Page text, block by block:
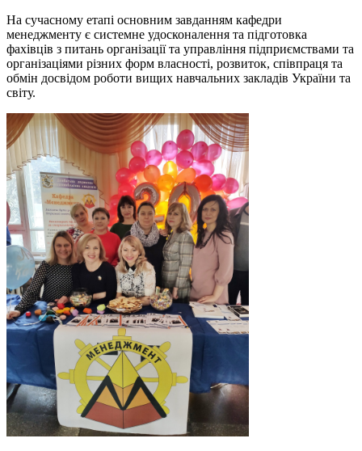
На сучасному етапі основним завданням кафедри
менеджменту є системне удосконалення та підготовка
фахівців з питань організації та управління підприємствами та
організаціями різних форм власності, розвиток, співпраця та
обмін досвідом роботи вищих навчальних закладів України та
світу.